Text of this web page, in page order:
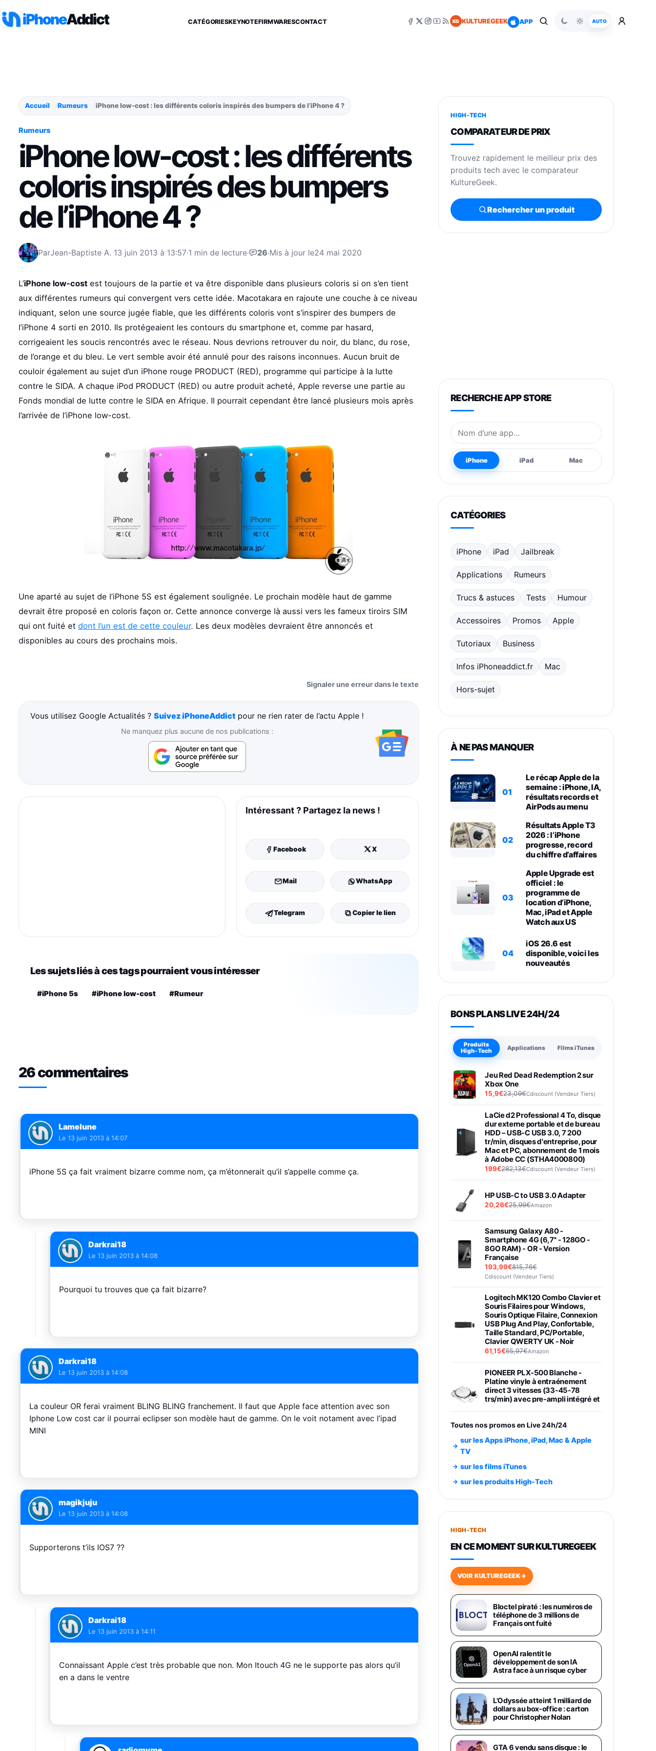
iPhoneAddict CATÉGORIESKEYNOTEFIRMWARESCONTACT KG KULTUREGEEK APP AUTO
Accueil Rumeurs iPhone low-cost : les différents coloris inspirés des bumpers de l’iPhone 4 ?
Rumeurs
iPhone low-cost : les différents
coloris inspirés des bumpers
de l’iPhone 4 ?
ParJean-Baptiste A. 13 juin 2013 à 13:57·1 min de lecture· 26·Mis à jour le24 mai 2020
L’iPhone low-costest toujours de la partie et va être disponible dans plusieurs coloris si on s’en tient
aux différentes rumeurs qui convergent vers cette idée. Macotakara en rajoute une couche à ce niveau
indiquant, selon une source jugée fiable, que les différents coloris vont s’inspirer des bumpers de
l’iPhone 4 sorti en 2010. Ils protégeaient les contours du smartphone et, comme par hasard,
corrigeaient les soucis rencontrés avec le réseau. Nous devrions retrouver du noir, du blanc, du rose,
de l’orange et du bleu. Le vert semble avoir été annulé pour des raisons inconnues. Aucun bruit de
couloir également au sujet d’un iPhone rouge PRODUCT (RED), programme qui participe à la lutte
contre le SIDA. A chaque iPod PRODUCT (RED) ou autre produit acheté, Apple reverse une partie au
Fonds mondial de lutte contre le SIDA en Afrique. Il pourrait cependant être lancé plusieurs mois après
l’arrivée de l’iPhone low-cost.
Une aparté au sujet de l’iPhone 5S est également soulignée. Le prochain modèle haut de gamme
devrait être proposé en coloris façon or. Cette annonce converge là aussi vers les fameux tiroirs SIM
qui ont fuité et dont l’un est de cette couleur. Les deux modèles devraient être annoncés et
disponibles au cours des prochains mois.
Signaler une erreur dans le texte
Vous utilisez Google Actualités ?Suivez iPhoneAddict pour ne rien rater de l’actu Apple !
Ne manquez plus aucune de nos publications :
Intéressant ? Partagez la news !
Facebook X
Mail WhatsApp
Telegram Copier le lien
Les sujets liés à ces tags pourraient vous intéresser
#iPhone 5s #iPhone low-cost #Rumeur
26 commentaires
Lamelune
Le 13 juin 2013 à 14:07
iPhone 5S ça fait vraiment bizarre comme nom, ça m’étonnerait qu’il s’appelle comme ça.
Darkrai18
Le 13 juin 2013 à 14:08
Pourquoi tu trouves que ça fait bizarre?
Darkrai18
Le 13 juin 2013 à 14:08
La couleur OR ferai vraiment BLING BLING franchement. Il faut que Apple face attention avec son
Iphone Low cost car il pourrai eclipser son modèle haut de gamme. On le voit notament avec l’ipad
MINI
magikjuju
Le 13 juin 2013 à 14:08
Supporterons t’ils IOS7 ??
Darkrai18
Le 13 juin 2013 à 14:11
Connaissant Apple c’est très probable que non. Mon Itouch 4G ne le supporte pas alors qu’il
en a dans le ventre
HIGH-TECH
COMPARATEUR DE PRIX
Trouvez rapidement le meilleur prix des
produits tech avec le comparateur
KultureGeek.
Rechercher un produit
RECHERCHE APP STORE
Nom de l’application
iPhone iPad Mac
CATÉGORIES
iPhone iPad Jailbreak
Applications Rumeurs
Trucs & astuces Tests Humour
Accessoires Promos Apple
Tutoriaux Business
Infos iPhoneaddict.fr Mac
Hors-sujet
À NE PAS MANQUER
01
Le récap Apple de la
semaine : iPhone, IA,
résultats records et
AirPods au menu
02
Résultats Apple T3
2026 : l’iPhone
progresse, record
du chiffre d’affaires
03
Apple Upgrade est
officiel : le
programme de
location d’iPhone,
Mac, iPad et Apple
Watch aux US
04
iOS 26.6 est
disponible, voici les
nouveautés
BONS PLANS LIVE 24H/24
Produits
High-Tech
Applications Films iTunes
Jeu Red Dead Redemption 2 sur
Xbox One
15,9€23,09€Cdiscount (Vendeur Tiers)
LaCie d2 Professional 4 To, disque
dur externe portable et de bureau
HDD – USB-C USB 3.0, 7 200
tr/min, disques d'entreprise, pour
Mac et PC, abonnement de 1 mois
à Adobe CC (STHA4000800)
199€282,13€Cdiscount (Vendeur Tiers)
HP USB-C to USB 3.0 Adapter
20,26€25,99€Amazon
Samsung Galaxy A80 -
Smartphone 4G (6,7'' - 128GO -
8GO RAM) - OR - Version
Française
193,99€815,76€
Cdiscount (Vendeur Tiers)
Logitech MK120 Combo Clavier et
Souris Filaires pour Windows,
Souris Optique Filaire, Connexion
USB Plug And Play, Confortable,
Taille Standard, PC/Portable,
Clavier QWERTY UK - Noir
61,15€65,97€Amazon
PIONEER PLX-500 Blanche -
Platine vinyle à entraénement
direct 3 vitesses (33-45-78
trs/min) avec pre-ampli intégré et
Smartphone SAMSUNG Galaxy
Smartphone SAMSUNG Galaxy
S26+ Violet 256Go
749,99€1240,43€Fnac (Vendeur Tiers)
648,63€
Smartphone Android 5G avec
Galaxy AI, 512 Go, Chargeur
Secteur Rapide 25W Inclus,
Smartphone déverrouillé, Noir,
Version FR
1019€1399€Fnac (Vendeur Tiers)
Galaxy S26 Ultra 512 Go Bleu
1019€ 1399€Fnac (Vendeur Tiers)
Galaxy S26 Ultra 256 Go Violet
892€1199€
Philips SHK2000BL - Casque
Enfant - Bleu & Répartiteur Audio
5 Casques, Blanc
24,94€ 29,96€Fnac (Vendeur Tiers)
Toutes nos promos en Live 24h/24
sur les Apps iPhone, iPad, Mac & Apple
TV
sur les films iTunes
sur les produits High-Tech
HIGH-TECH
EN CE MOMENT SUR KULTUREGEEK
VOIR KULTUREGEEK→
Bloctel piraté : les numéros de
téléphone de 3 millions de
Français ont fuité
OpenAI ralentit le
développement de son IA
Astra face à un risque cyber
L’Odyssée atteint 1 milliard de
dollars au box-office : carton
pour Christopher Nolan
GTA 6 vendu sans disque : le